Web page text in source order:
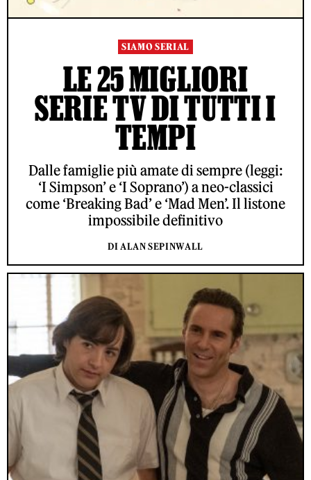
SIAMO SERIAL
LE 25 MIGLIORI
SERIE TV DI TUTTI I
TEMPI
Dalle famiglie più amate di sempre (leggi:
‘I Simpson’ e ‘I Soprano’) a neo-classici
come ‘Breaking Bad’ e ‘Mad Men’. Il listone
impossibile definitivo
DI ALAN SEPINWALL